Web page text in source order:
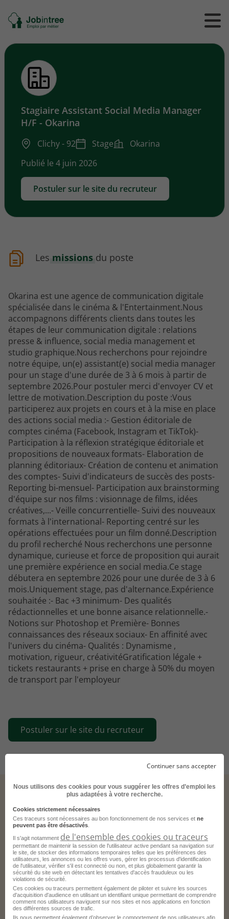
Se
rendre
Ouvrir
/
le
Stagiaire Assistant Social Media Manager
H/F - Okarina
Clichy - 92 Stage
Okarina
Publié le 4 juin 2026
Postuler sur le site du recruteur
Les missions du poste
Okarina est une agence de communication digitale
spécialisée dans le cinéma & l'Entertainment.Nous
accompagnons différents clients dans toutes les
étapes de leur communication digitale : relations
presse & influence, social media management et
studio graphique.Nous recherchons pour rejoindre
notre équipe, un(e) assistant(e) social media manager
pour un stage d'une durée de 3 à 6 mois à partir de
septembre 2026.Pour postuler merci d'envoyer CV et
lettre de motivation.Description du poste :Vous
participerez aux projets en cours et à la mise en place
des actions social media :- Gestion éditoriale de
comptes cinéma (Facebook, Instagram et TikTok)-
Participation à la réflexion stratégique éditoriale et
propositions de nouveaux formats- Elaboration de
planning éditoriaux- Création de contenu et animation
des comptes- Suivi d'indicateurs de succès des posts-
Reporting bi-mensuel- Participation aux brainstorming
d'équipe sur nos films : visionnage de films, idées
créatives,...- Veille concurrentielle- Suivi des nouveaux
formats à l'international- Reporting centré sur les
opérations effectuées pour un film donné.Description
du profil recherché Nous recherchons une personne
dynamique, curieuse et force de proposition qui aurait
une première expérience en social media.Ce stage
débutera en septembre 2026 pour une durée de 3 à 6
mois.Uniquement stage, pas d'alternance.Expérience
souhaitée :- Bac +3 minimum- Des qualités
rédactionnelles et une bonne aisance relationnelle.-
Notions sur Photoshop et Première- Bonnes
connaissances des réseaux sociaux- En affinité avec
l'univers du cinéma- Qualités : Dynamisme ,
motivation, rigueur, créativitéGratification légale +
tickets restaurants + prise en charge à 50% du moyen
de transport par l'employeur
Postuler sur le site du recruteur
Ces offres pourraient aussi vous correspondre.
Assistant de Service Social H/F
Clichy - 92
Fonctionnaire
Service Public
Publié le 2 août 2026
Continuer sans accepter
Nous utilisons des cookies pour vous suggérer les offres d’emploi les
plus adaptées à votre recherche.
Cookies strictement nécessaires
Ces traceurs sont nécessaires au bon fonctionnement de nos services et ne
peuvent pas être désactivés
Il s'agit notamment de l'ensemble des cookies ou traceurs
permettant de maintenir la session de l'utilisateur active pendant sa navigation sur
le site, de stocker des informations temporaires telles que les préférences des
utilisateurs, les annonces ou les offres vues, gérer les processus d'identification
de l'utilisateur, vérifier s'il est connecté ou non, et plus globalement garantir la
sécurité du site web en détectant les tentatives d'accès frauduleux ou les
violations de sécurité.
Ces cookies ou traceurs permettent également de piloter et suivre les sources
d'acquisition d'audience en utilisant un identifiant unique permettant de comprendre
comment nos utilisateurs naviguent sur nos sites et nos applications en fonction
des différentes sources de trafic.
Ils nous permettent également d’observer le comportement de nos utilisateurs afin